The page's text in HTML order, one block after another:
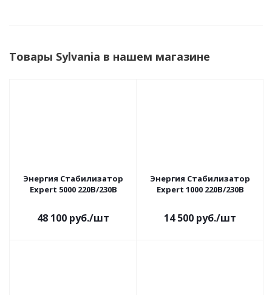
Товары Sylvania в нашем магазине
Энергия Cтабилизатор
Expert 5000 220В/230В
48 100 руб./шт
Энергия Cтабилизатор
Expert 1000 220В/230В
14 500 руб./шт